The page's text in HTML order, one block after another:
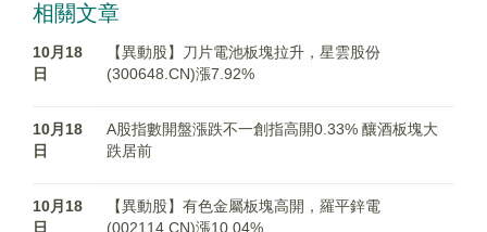
相關文章
10月18
日
【異動股】刀片電池板塊拉升，星雲股份
(300648.CN)漲7.92%
10月18
日
A股指數開盤漲跌不一創指高開0.33% 釀酒板塊大
跌居前
10月18
日
【異動股】有色金屬板塊高開，羅平鋅電
(002114.CN)漲10.04%